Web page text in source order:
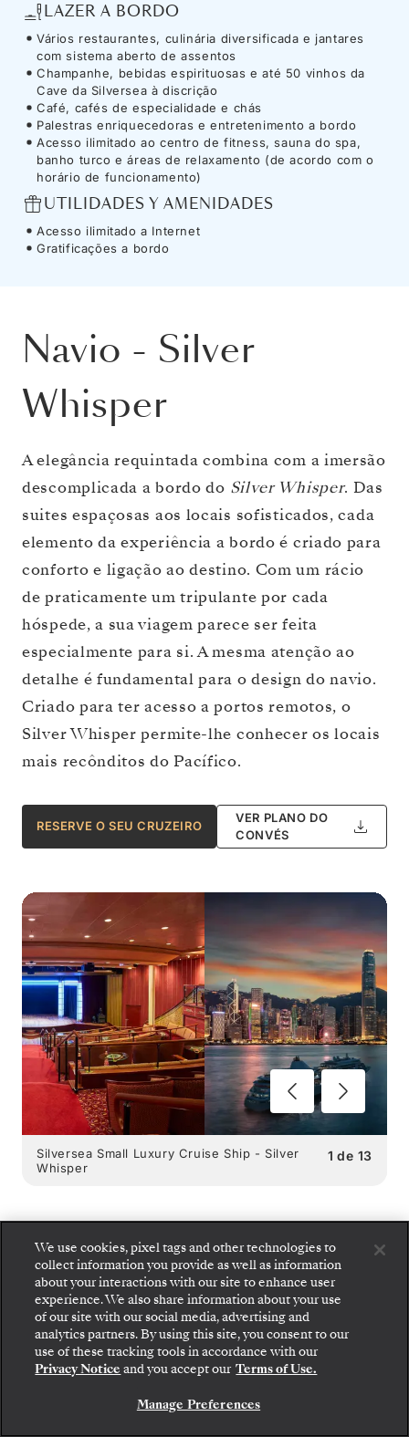
LAZER A BORDO
Vários restaurantes, culinária diversificada e jantares
com sistema aberto de assentos
Champanhe, bebidas espirituosas e até 50 vinhos da
Cave da Silversea à discrição
Café, cafés de especialidade e chás
Palestras enriquecedoras e entretenimento a bordo
Acesso ilimitado ao centro de fitness, sauna do spa,
banho turco e áreas de relaxamento (de acordo com o
horário de funcionamento)
UTILIDADES Y AMENIDADES
Acesso ilimitado a Internet
Gratificações a bordo
Navio - Silver
Whisper
A elegância requintada combina com a imersão
descomplicada a bordo do Silver Whisper. Das
suites espaçosas aos locais sofisticados, cada
elemento da experiência a bordo é criado para
conforto e ligação ao destino. Com um rácio
de praticamente um tripulante por cada
hóspede, a sua viagem parece ser feita
especialmente para si. A mesma atenção ao
detalhe é fundamental para o design do navio.
Criado para ter acesso a portos remotos, o
Silver Whisper permite-lhe conhecer os locais
mais recônditos do Pacífico.
RESERVE O SEU CRUZEIRO
VER PLANO DO
CONVÉS
1 de 13
Silversea Small Luxury Cruise Ship - Silver
Whisper
SILVER WHISPER OPÇÕES
GASTRONÔMICAS
4 RESTAURANTES
We use cookies, pixel tags and other technologies to
collect information you provide as well as information
about your interactions with our site to enhance user
experience. We also share information about your use
of our site with our social media, advertising and
analytics partners. By using this site, you consent to our
use of these tracking tools in accordance with our
Privacy Notice and you accept our Terms of Use.
Manage Preferences